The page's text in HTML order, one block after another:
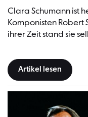
Clara Schumann ist
Komponisten Robert
ihrer Zeit stand sie
Artikel lesen